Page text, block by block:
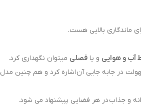
ماندگاری بالایی هست.
آب و هوایی و یا فصلی میتوان نگهداری کرد.
در جابه جایی آن اشاره کرد و هم چنین مدل
و جذاب در هر فضایی پیشنهاد می شود.